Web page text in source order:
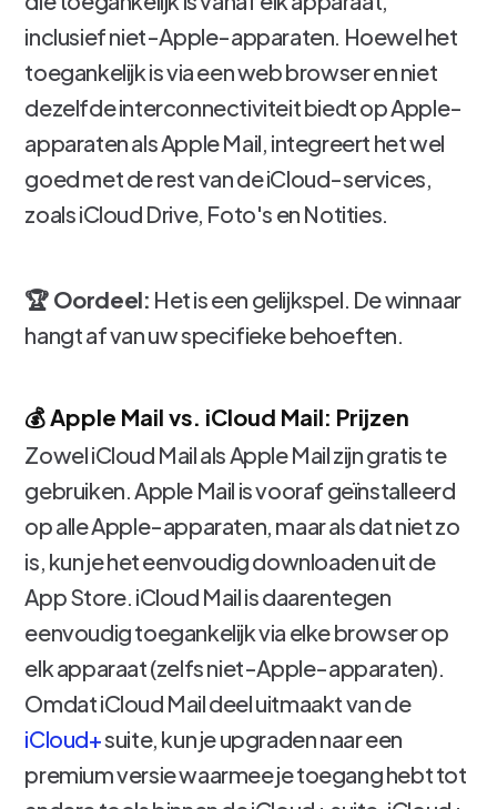
inclusief niet-Apple-apparaten. Hoewel het
toegankelijk is via een web browser en niet
dezelfde interconnectiviteit biedt op Apple-
apparaten als Apple Mail, integreert het wel
goed met de rest van de iCloud-services,
zoals iCloud Drive, Foto's en Notities.
🏆 Oordeel: Het is een gelijkspel. De winnaar
hangt af van uw specifieke behoeften.
💰 Apple Mail vs. iCloud Mail: Prijzen
Zowel iCloud Mail als Apple Mail zijn gratis te
gebruiken. Apple Mail is vooraf geïnstalleerd
op alle Apple-apparaten, maar als dat niet zo
is, kun je het eenvoudig downloaden uit de
App Store. iCloud Mail is daarentegen
eenvoudig toegankelijk via elke browser op
elk apparaat (zelfs niet-Apple-apparaten).
Omdat iCloud Mail deel uitmaakt van de
iCloud+suite, kun je upgraden naar een
premium versie waarmee je toegang hebt tot